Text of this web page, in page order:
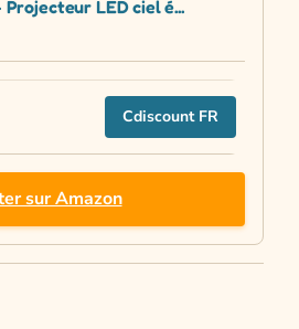
LED ciel é...
Cdiscount FR
sur Amazon